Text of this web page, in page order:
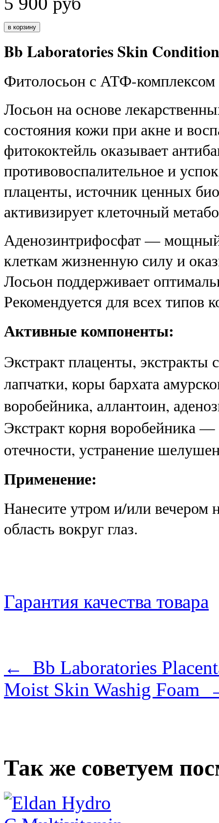
Bb Laboratories Skin
Фитолосьон с АТФ-
Лосьон на основе
состояния кожи при акне и
фитококтейль оказывает
противовоспалительное и
плаценты, источник ценных
активизирует клеточный
Аденозинтрифосфат — мощный
клеткам жизненную силу и
Лосьон поддерживает
Рекомендуется для всех типов
Активные компоненты:
Экстракт плаценты, экстракты
лапчатки, коры бархата
воробейника, аллантоин,
Экстракт корня воробейника —
отечности, устранение
Применение:
Нанесите утром и/или
область вокруг глаз.
Гарантия качества товара
← Bb Laboratories
Moist Skin Washig Foam
Так же советуем